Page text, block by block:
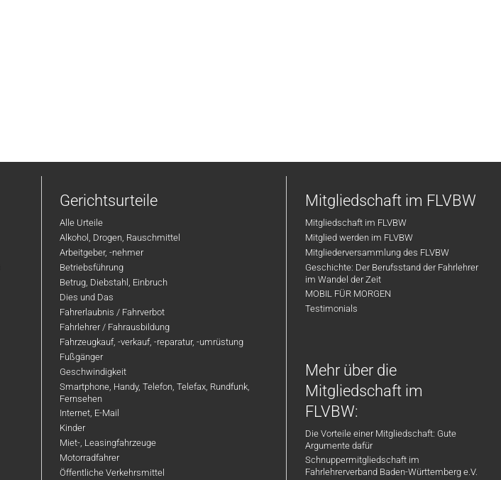
Gerichtsurteile
Alle Urteile
Alkohol, Drogen, Rauschmittel
Arbeitgeber, -nehmer
Betriebsführung
Betrug, Diebstahl, Einbruch
Dies und Das
Fahrerlaubnis / Fahrverbot
Fahrlehrer / Fahrausbildung
Fahrzeugkauf, -verkauf, -reparatur, -umrüstung
Fußgänger
Geschwindigkeit
Smartphone, Handy, Telefon, Telefax, Rundfunk,
Fernsehen
Internet, E-Mail
Kinder
Miet-, Leasingfahrzeuge
Motorradfahrer
Öffentliche Verkehrsmittel
Mitgliedschaft im FLVBW
Mitgliedschaft im FLVBW
Mitglied werden im FLVBW
Mitgliederversammlung des FLVBW
Geschichte: Der Berufsstand der Fahrlehrer
im Wandel der Zeit
MOBIL FÜR MORGEN
Testimonials
Mehr über die
Mitgliedschaft im
FLVBW:
Die Vorteile einer Mitgliedschaft: Gute
Argumente dafür
Schnuppermitgliedschaft im
Fahrlehrerverband Baden-Württemberg e.V.